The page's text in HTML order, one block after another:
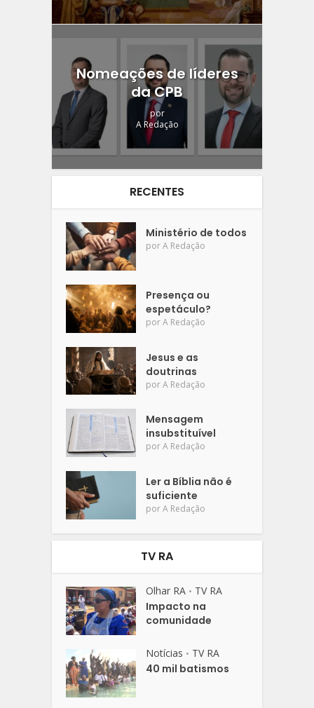
Nomeações de líderes
da CPB
por
A Redação
RECENTES
Ministério de todos
porA Redação
Presença ou
espetáculo?
porA Redação
Jesus e as
doutrinas
porA Redação
Mensagem
insubstituível
porA Redação
Ler a Bíblia não é
suficiente
porA Redação
TV RA
Olhar RA • TV RA
Impacto na
comunidade
Notícias • TV RA
40 mil batismos